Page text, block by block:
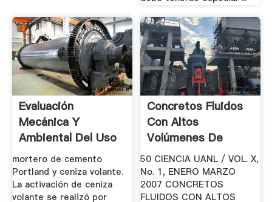
Evaluación
Mecánica Y
Ambiental Del Uso
De Ceniza Volante
...
mortero de cemento
Portland y ceniza volante.
La activación de ceniza
volante se realizó por
Concretos Fluidos
Con Altos
Volúmenes De
Ceniza Volante
50 CIENCIA UANL / VOL. X,
No. 1, ENERO MARZO
2007 CONCRETOS
FLUIDOS CON ALTOS